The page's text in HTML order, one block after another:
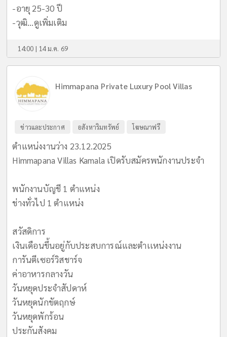
-อายุ 25-30 ปี
-วุฒิ...ดูเพิ่มเติม
14:00 | 14 ม.ค. 69
Himmapana Private Luxury Pool Villas
ข่าวและประกาศ อสังหาริมทรัพย์ โฆษณาฟรี
ตำแหน่งงานว่าง 23.12.2025
Himmapana Villas Kamala เปิดรับสมัครพนักงานประจำ
พนักงานบัญชี 1 ตำแหน่ง
ช่างทั่วไป 1 ตำแหน่ง
สวัสดิการ
เงินเดือนขึ้นอยู่กับประสบการณ์และตำเเหน่งงาน
การันตีเซอร์วิสชาร์จ
ค่าอาหารกลางวัน
วันหยุดประจำสัปดาห์
วันหยุดนักขัตฤกษ์
วันหยุดพักร้อน
ประกันสังคม